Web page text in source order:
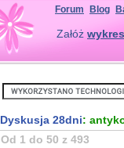
Forum Blog
Załóż
Dyskusja 28dni:
Od 1 do 50 z 493